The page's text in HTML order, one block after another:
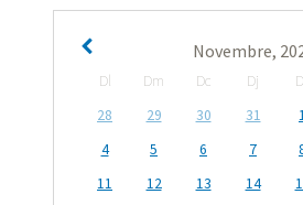
Novembre,
Dl Dm Dc Dj
28
29 30 31
4
5 6 7
11
12 13 14